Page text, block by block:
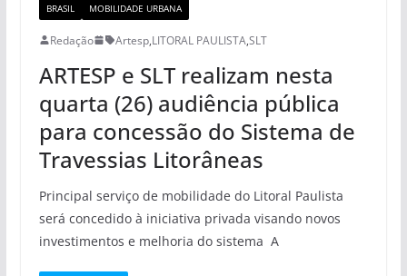
BRASIL MOBILIDADE URBANA
Redação Artesp,LITORAL PAULISTA,SLT
ARTESP e SLT realizam nesta
quarta (26) audiência pública
para concessão do Sistema de
Travessias Litorâneas
Principal serviço de mobilidade do Litoral Paulista
será concedido à iniciativa privada visando novos
investimentos e melhoria do sistema A